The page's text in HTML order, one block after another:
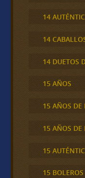
14
14
14 DUETOS
15 AÑOS
15 AÑOS DE
15 AÑOS DE
15
15